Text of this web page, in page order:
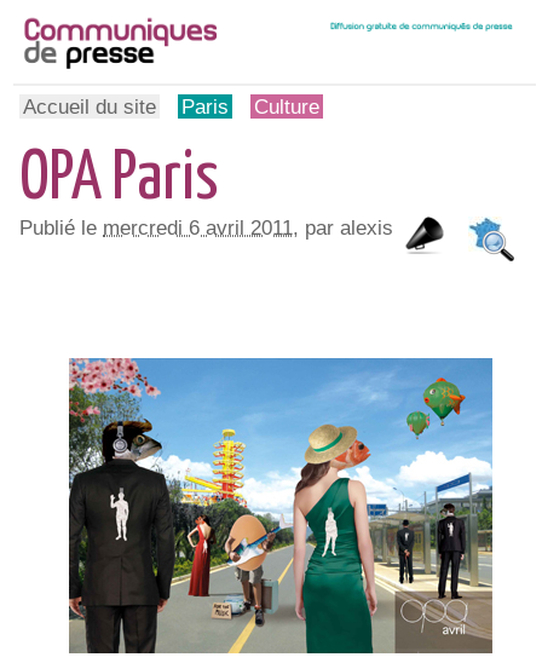
Accueil du site Paris Culture
OPA Paris
Publié le mercredi 6 avril 2011, par alexis